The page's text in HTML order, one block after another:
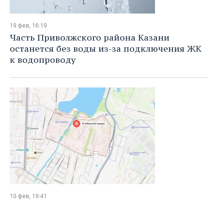
19 фев, 16:19
Часть Приволжского района Казани
останется без воды из-за подключения ЖК
к водопроводу
10 фев, 19:41